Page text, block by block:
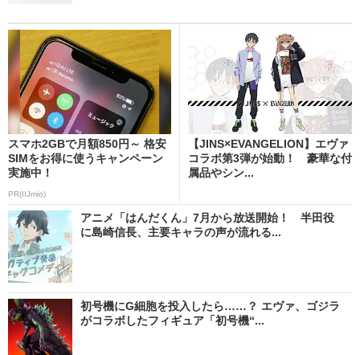
スマホ2GBで月額850円～ 格安
SIMをお得に使うキャンペーン
実施中！
PR(IIJmio)
【JINS×EVANGELION】エヴァ
コラボ第3弾が始動！ 豪華な付
属品やシン...
アニメ「はんだくん」7月から放送開始！ 半田役
に島崎信長、主要キャラの声が流れる...
初号機にG細胞を投入したら……？ エヴァ、ゴジラ
がコラボしたフィギュア「初号機“...